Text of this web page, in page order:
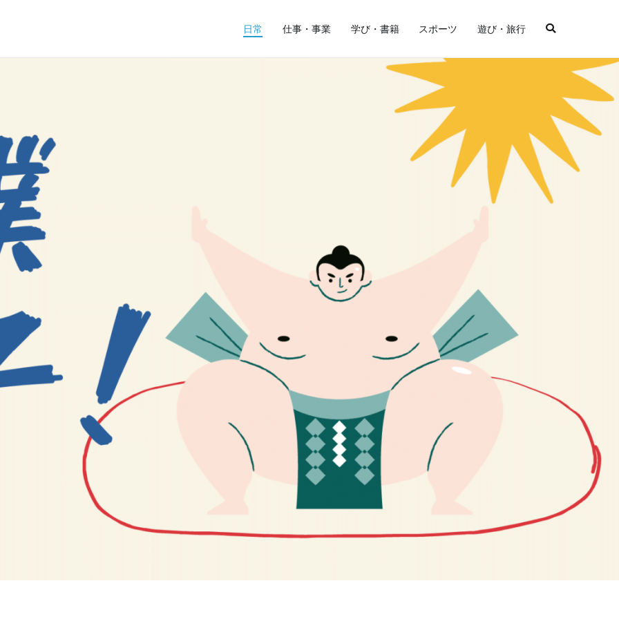
日常 仕事・事業 学び・書籍 スポーツ 遊び・旅行